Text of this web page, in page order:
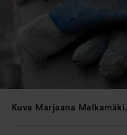
Kuva Marjaana Malkamäki.